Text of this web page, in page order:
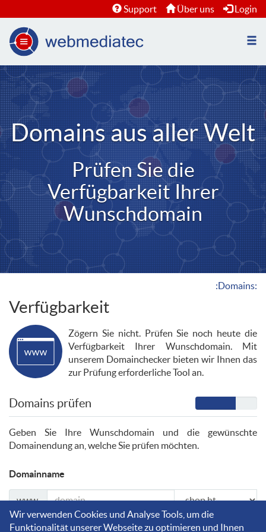
Support Über uns Login
Domains aus aller Welt
Prüfen Sie die
Verfügbarkeit Ihrer
Wunschdomain
:Domains:
Verfügbarkeit
Zögern Sie nicht. Prüfen Sie noch heute die
Verfügbarkeit Ihrer Wunschdomain. Mit
unserem Domainchecker bieten wir Ihnen das
zur Prüfung erforderliche Tool an.
Domains prüfen
Geben Sie Ihre Wunschdomain und die gewünschte
Domainendung an, welche Sie prüfen möchten.
Domainname
www.
Wir verwenden Cookies und Analyse Tools, um die
Funktionalität unserer Webseite zu optimieren und Ihnen